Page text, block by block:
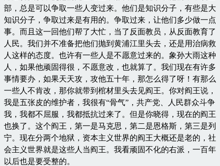
部，总是可以争取一些人变过来。他们是知识分子，有些是大
知识分子，争取过来是有用的。争取过来，让他们多少做一点
事。而且这一回他们帮了大忙，当了反面教员，从反面教育了
人民。我们并不准备把他们抛到黄浦江里头去，还是用治病救
人这样的态度。也许有一些人是不愿意过来的。象孙大雨这种
人，如果他顽固得很，不愿意改，也就算了。我们现在有许多
事情要办，如果天天攻，攻他五十年，那怎么得了呀！有那么
一些人不肯改，那你就带到棺材里头去见阎王。你对阎王说，
我是五张皮的维护者，我很有“骨气”，共产党、人民群众斗争
我，我都不屈服，我都抵抗过来了。但是你晓得，现在的阎王
也换了。这个阎王，第一是马克思，第二是恩格斯，第三是列
宁。现在分两个地狱，资本主义世界的阎王大概还是老的，社
会主义世界就是这些人当阎王。我看顽固不化的右派，一百年
以后也是要受整的。